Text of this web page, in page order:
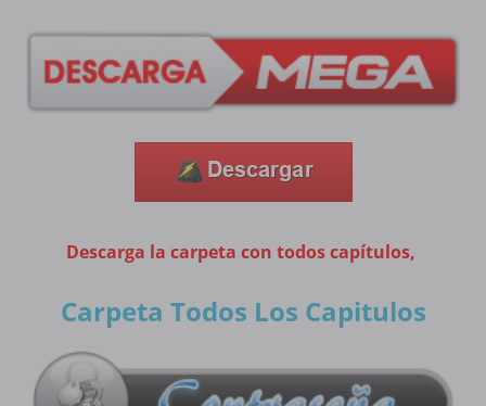
Descarga la carpeta con todos capítulos,
Carpeta Todos Los Capitulos